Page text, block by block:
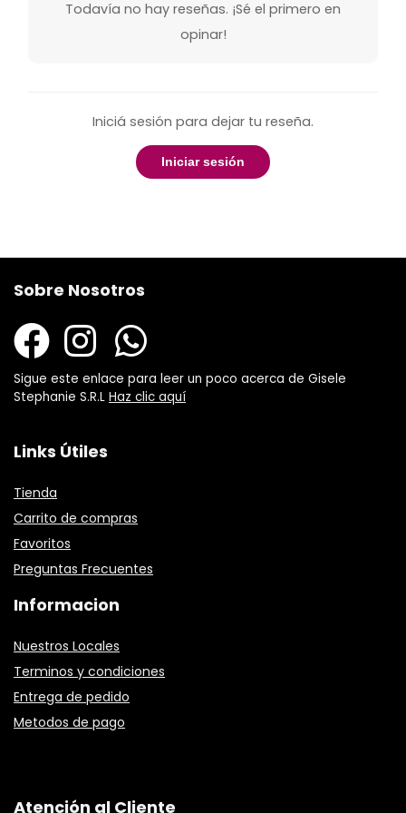
Todavía no hay reseñas. ¡Sé el primero en
opinar!
Iniciá sesión para dejar tu reseña.
Iniciar sesión
Sobre Nosotros
Sigue este enlace para leer un poco acerca de Gisele
Stephanie S.R.L Haz clic aquí
Links Útiles
Tienda
Carrito de compras
Favoritos
Preguntas Frecuentes
Informacion
Nuestros Locales
Terminos y condiciones
Entrega de pedido
Metodos de pago
Atención al Cliente